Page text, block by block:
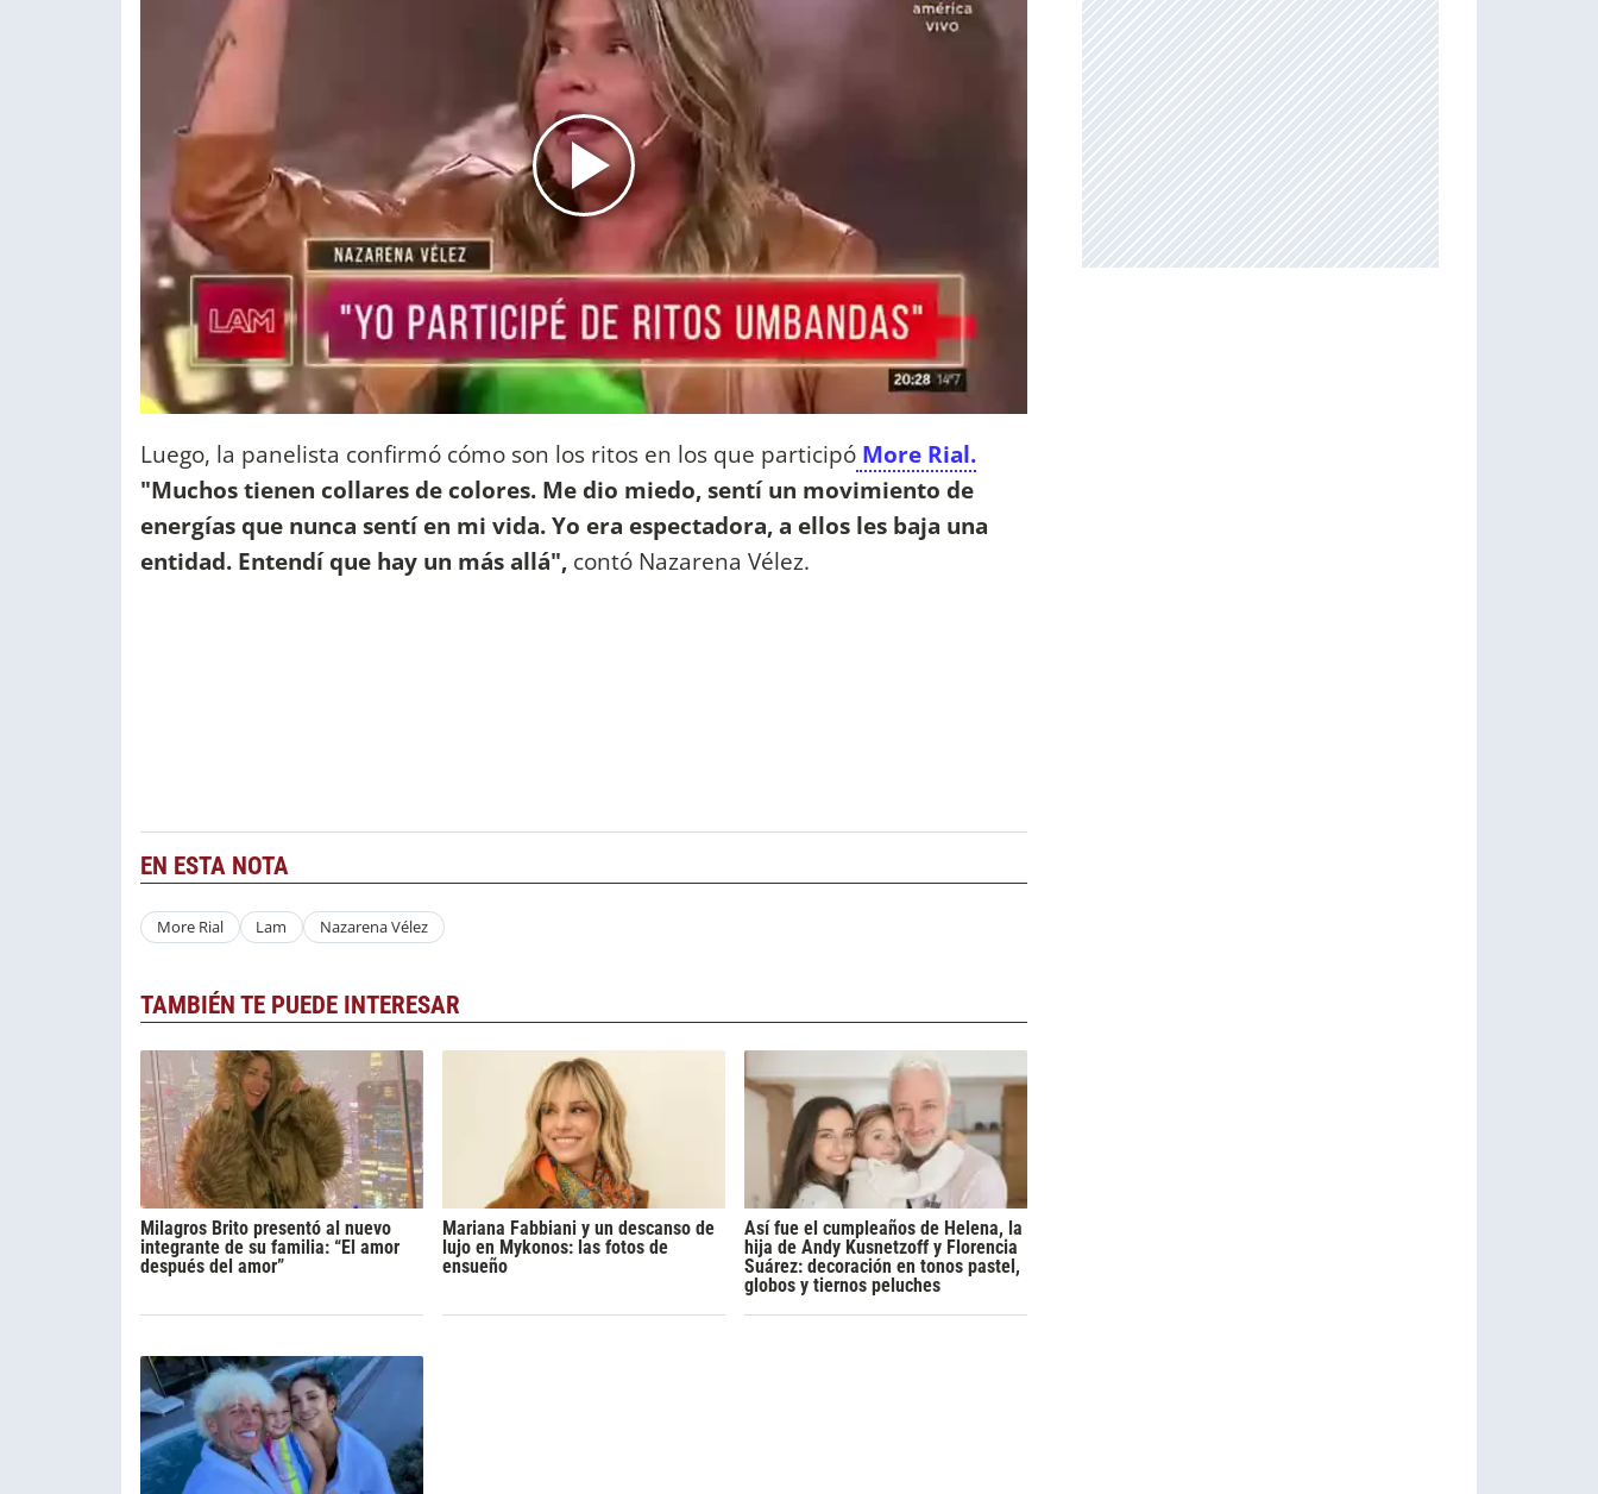
Luego, la panelista confirmó cómo son los ritos en los que participó More Rial.
"Muchos tienen collares de colores. Me dio miedo, sentí un movimiento de
energías que nunca sentí en mi vida. Yo era espectadora, a ellos les baja una
entidad. Entendí que hay un más allá", contó Nazarena Vélez.
EN ESTA NOTA
More Rial Lam Nazarena Vélez
TAMBIÉN TE PUEDE INTERESAR
Milagros Brito presentó al nuevo
integrante de su familia: “El amor
después del amor”
Mariana Fabbiani y un descanso de
lujo en Mykonos: las fotos de
ensueño
Así fue el cumpleaños de Helena, la
hija de Andy Kusnetzoff y Florencia
Suárez: decoración en tonos pastel,
globos y tiernos peluches